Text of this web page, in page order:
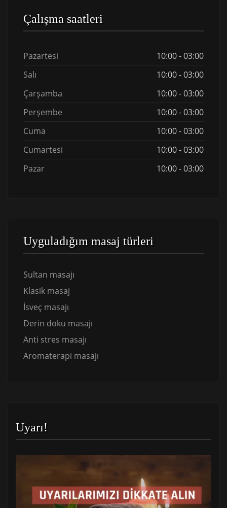
Çalışma saatleri
Pazartesi
10:00 - 03:00
Salı
10:00 - 03:00
Çarşamba
10:00 - 03:00
Perşembe
10:00 - 03:00
Cuma
10:00 - 03:00
Cumartesi
10:00 - 03:00
Pazar
10:00 - 03:00
Uyguladığım masaj türleri
Sultan masajı
Klasik masaj
İsveç masajı
Derin doku masajı
Anti stres masajı
Aromaterapi masajı
Uyarı!